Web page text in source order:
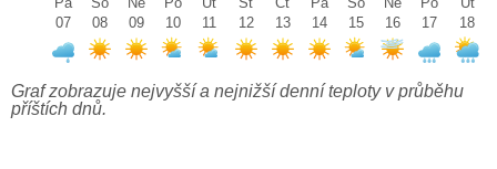
07
08
09
10
11
12
13
14
15
16
17
18
Graf zobrazuje nejvyšší a nejnižší denní teploty v průběhu
příštích dnů.